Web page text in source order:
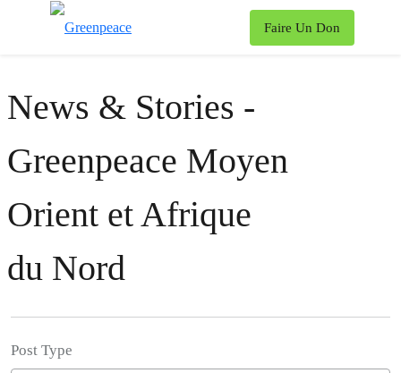
Faire Un Don
News & Stories -
Greenpeace Moyen
Orient et Afrique
du Nord
Post Type